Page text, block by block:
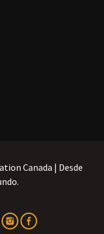
Canada | Desde